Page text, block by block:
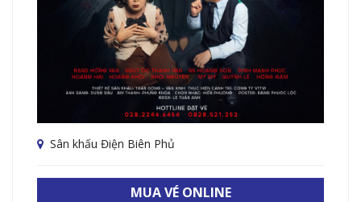
Sân khấu Điện Biên Phủ
MUA VÉ ONLINE